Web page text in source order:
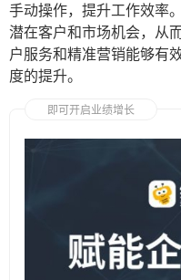
手动操作，提升工作效率
潜在客户和市场机会，从
户服务和精准营销能够有
度的提升。
即可开启业绩增长